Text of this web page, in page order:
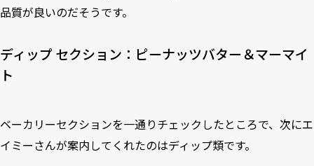
品質が良いのだそうです。
ディップ セクション：ピーナッツバター＆マーマイ
ト
ベーカリーセクションを一通りチェックしたところで、次にエ
イミーさんが案内してくれたのはディップ類です。